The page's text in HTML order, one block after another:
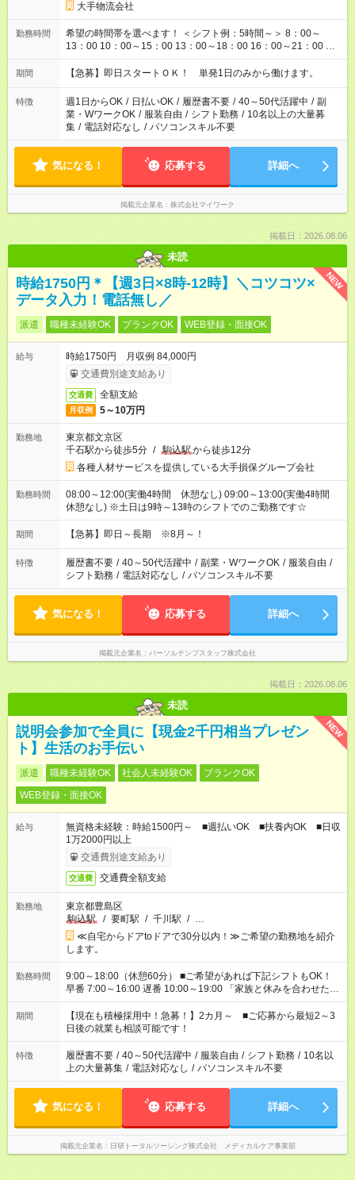
大手物流会社
勤務時間
希望の時間帯を選べます！ ＜シフト例：5時間～＞ 8：00～
13：00 10：00～15：00 13：00～18：00 16：00～21：00 ＜
シフト例：8時間～＞ ・10：00～19：00 ・13：00～22：00 ・
22：00～翌6：00 など！是非ご希望をお聞かせください！
期間 【急募】即日スタートＯＫ！ 単発1日のみから働けます。
特徴 週1日からOK / 日払いOK / 履歴書不要 / 40～50代活躍中 / 副
業・WワークOK / 服装自由 / シフト勤務 / 10名以上の大量募
集 / 電話対応なし / パソコンスキル不要
気になる！ 応募する 詳細へ
掲載元企業名 株式会社マイワーク
掲載日：2026.08.06
未読
NEW
時給1750円＊【週3日×8時-12時】＼コツコツ×
データ入力！電話無し／
派遣 職種未経験OK ブランクOK WEB登録・面接OK
給与
時給1750円 月収例 84,000円
交通費別途支給あり
交通費 全額支給
月収例 5～10万円
勤務地
東京都文京区
千石駅から徒歩5分 / 駒込駅から徒歩12分
各種人材サービスを提供している大手損保グループ会社
勤務時間
08:00～12:00(実働4時間 休憩なし) 09:00～13:00(実働4時間
休憩なし) ※土日は9時～13時のシフトでのご勤務です☆
期間 【急募】即日～長期 ※8月～！
特徴 履歴書不要 / 40～50代活躍中 / 副業・WワークOK / 服装自由 /
シフト勤務 / 電話対応なし / パソコンスキル不要
気になる！ 応募する 詳細へ
掲載元企業名 パーソルテンプスタッフ株式会社
掲載日：2026.08.06
未読
NEW
説明会参加で全員に【現金2千円相当プレゼン
ト】生活のお手伝い
派遣 職種未経験OK 社会人未経験OK
ブランクOK
WEB登録・面接OK
給与
無資格未経験：時給1500円～ ■週払いOK ■扶養内OK ■日収
1万2000円以上
交通費別途支給あり
交通費 交通費全額支給
勤務地
東京都豊島区
駒込駅
/ 要町駅 / 千川駅 / …
≪自宅からドアtoドアで30分以内！≫ご希望の勤務地を紹介
します。
勤務時間
9:00～18:00（休憩60分） ■ご希望があれば下記シフトもOK！
早番 7:00～16:00 遅番 10:00～19:00 「家族と休みを合わせた
い」 「余裕を持って夕飯の準備がしたい」 「できれば残業はし
たくない」 など、ご希望を教えてくださいね。 ※Wワーク希望
の方へ 今ご覧のお仕事で希望する勤務時間と、もう1つのお仕事
の勤務時間。 合計で週40時間を超える場合は応募できません。
期間
【現在も積極採用中！急募！】2カ月～ ■ご応募から最短2～3
日後の就業も相談可能です！
特徴 履歴書不要 / 40～50代活躍中 / 服装自由 / シフト勤務 / 10名以
上の大量募集 / 電話対応なし / パソコンスキル不要
気になる！ 応募する 詳細へ
掲載元企業名 日研トータルソーシング株式会社 メディカルケア事業部